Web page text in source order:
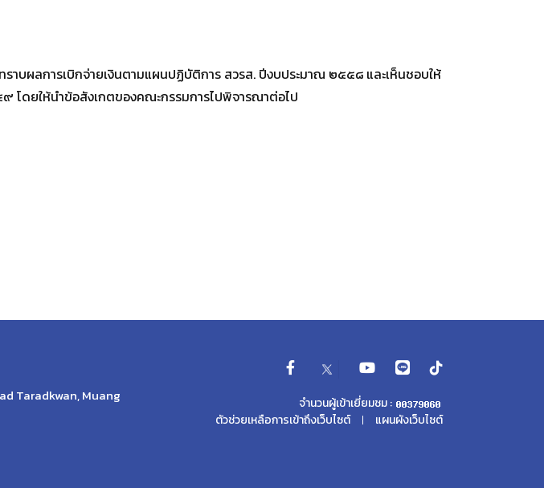
าบผลการเบิกจ่ายเงินตามแผนปฏิบัติการ สวรส. ปีงบประมาณ ๒๕๕๘ และเห็นชอบให้
โดยให้นำข้อสังเกตของคณะกรรมการไปพิจารณาต่อไป
Taradkwan, Muang
จำนวนผู้เข้าเยี่ยมชม :
ตัวช่วยเหลือการเข้าถึงเว็บไซต์
แผนผังเว็บไซต์